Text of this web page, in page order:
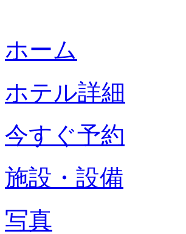
ホーム
ホテル詳細
今すぐ予約
施設・設備
写真